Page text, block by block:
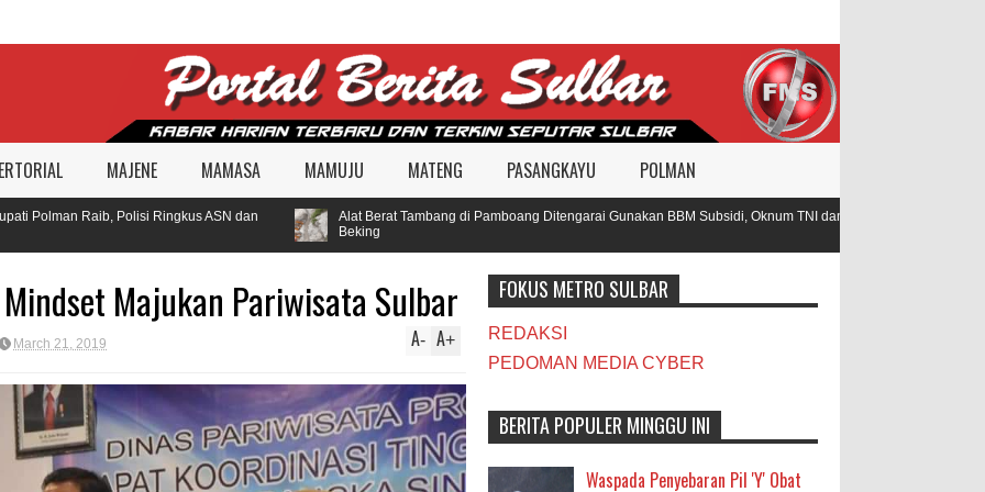
MAJENE MAMASA MAMUJU MATENG PASANGKAYU POLMAN
Raib, Polisi Ringkus ASN dan
Alat Berat Tambang di Pamboang Ditengarai Gunakan BBM Subsidi, Oknum TNI dan Polisi Diduga Jadi
Beking
Majukan Pariwisata Sulbar
March 21, 2019 A+
A-
FOKUS METRO SULBAR
REDAKSI
PEDOMAN MEDIA CYBER
BERITA POPULER MINGGU INI
Waspada Penyebaran Pil 'Y' Obat